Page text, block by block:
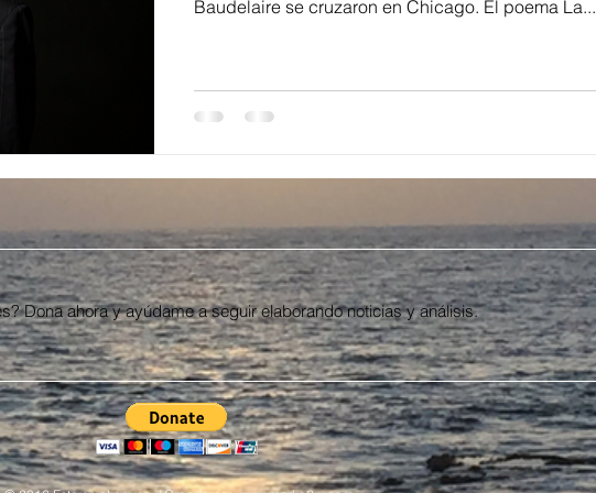
Baudelaire se cruzaron en Chicago. El poema La...
Dona ahora y ayúdame a seguir elaborando noticias y análisis.